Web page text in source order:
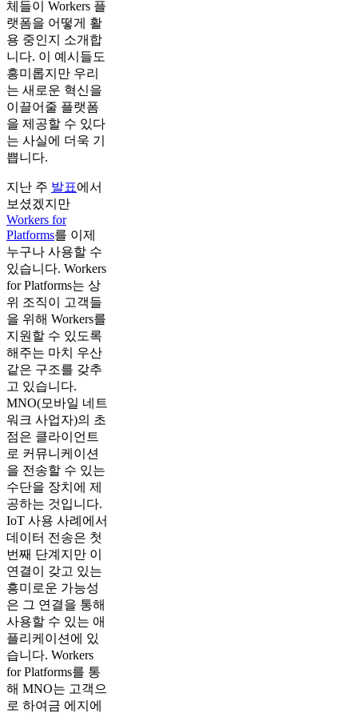
체들이 Workers 플
랫폼을 어떻게 활
용 중인지 소개합
니다. 이 예시들도
흥미롭지만 우리
는 새로운 혁신을
이끌어줄 플랫폼
을 제공할 수 있다
는 사실에 더욱 기
쁩니다.
지난 주 발표에서
보셨겠지만
Workers for
Platforms를 이제
누구나 사용할 수
있습니다. Workers
for Platforms는 상
위 조직이 고객들
을 위해 Workers를
지원할 수 있도록
해주는 마치 우산
같은 구조를 갖추
고 있습니다.
MNO(모바일 네트
워크 사업자)의 초
점은 클라이언트
로 커뮤니케이션
을 전송할 수 있는
수단을 장치에 제
공하는 것입니다.
IoT 사용 사례에서
데이터 전송은 첫
번째 단계지만 이
연결이 갖고 있는
흥미로운 가능성
은 그 연결을 통해
사용할 수 있는 애
플리케이션에 있
습니다. Workers
for Platforms를 통
해 MNO는 고객으
로 하여금 에지에